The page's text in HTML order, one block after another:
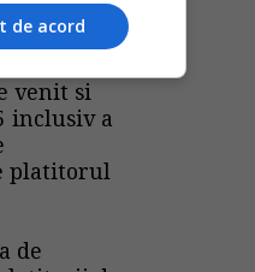
cursul
in
venit si
inclusiv a
platitorul
de
de acord